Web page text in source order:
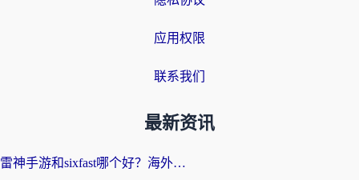
应用权限
联系我们
最新资讯
雷神手游和sixfast哪个好？海外党亲测3款回国加速器，教你选对不踩坑